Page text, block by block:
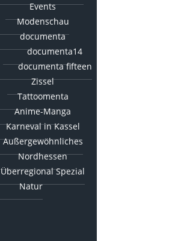
Events
Modenschau
documenta
documenta14
documenta fifteen
Zissel
Tattoomenta
Anime-Manga
Karneval in Kassel
Außergewöhnliches
Nordhessen
Überregional Spezial
Natur